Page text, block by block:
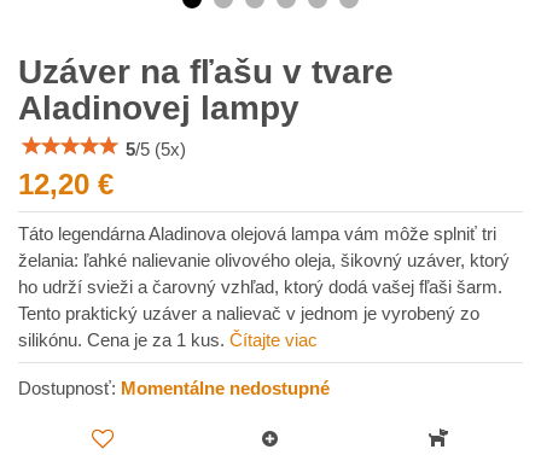
Uzáver na fľašu v tvare
Aladinovej lampy
5/5 (5x)
12,20 €
Táto legendárna Aladinova olejová lampa vám môže splniť tri
želania: ľahké nalievanie olivového oleja, šikovný uzáver, ktorý
ho udrží svieži a čarovný vzhľad, ktorý dodá vašej fľaši šarm.
Tento praktický uzáver a nalievač v jednom je vyrobený zo
silikónu. Cena je za 1 kus. Čítajte viac
Dostupnosť: Momentálne nedostupné